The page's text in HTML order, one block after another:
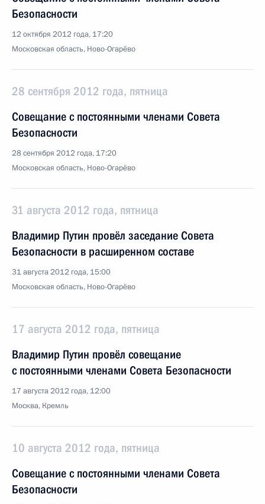
Безопасности
12 октября 2012 года, 17:20
Московская область, Ново-Огарёво
28 сентября 2012 года, пятница
Совещание с постоянными членами Совета
Безопасности
28 сентября 2012 года, 17:20
Московская область, Ново-Огарёво
31 августа 2012 года, пятница
Владимир Путин провёл заседание Совета
Безопасности в расширенном составе
31 августа 2012 года, 15:00
Московская область, Ново-Огарёво
17 августа 2012 года, пятница
Владимир Путин провёл совещание
с постоянными членами Совета Безопасности
17 августа 2012 года, 12:00
Москва, Кремль
10 августа 2012 года, пятница
Совещание с постоянными членами Совета
Безопасности